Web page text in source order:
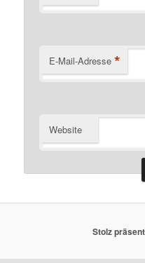
E-Mail-Adresse *
Website
Stolz